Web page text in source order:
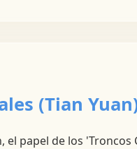
(Tian
papel de los